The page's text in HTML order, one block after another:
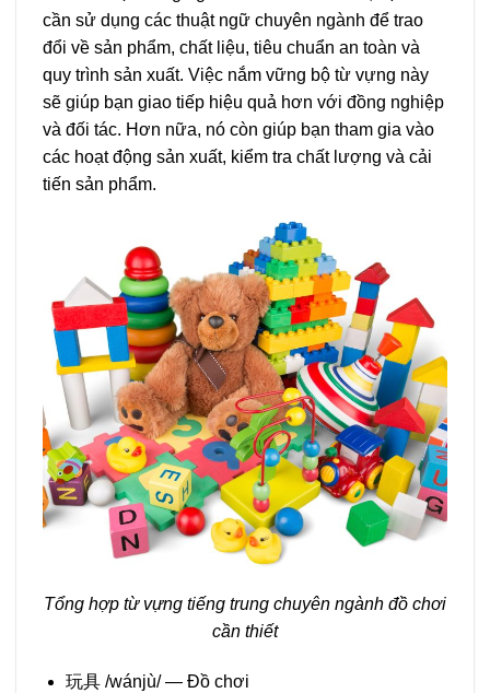
cần sử dụng các thuật ngữ chuyên ngành để trao
đổi về sản phẩm, chất liệu, tiêu chuẩn an toàn và
quy trình sản xuất. Việc nắm vững bộ từ vựng này
sẽ giúp bạn giao tiếp hiệu quả hơn với đồng nghiệp
và đối tác. Hơn nữa, nó còn giúp bạn tham gia vào
các hoạt động sản xuất, kiểm tra chất lượng và cải
tiến sản phẩm.
Tổng hợp từ vựng tiếng trung chuyên ngành đồ chơi
cần thiết
玩具 /wánjù/ — Đồ chơi